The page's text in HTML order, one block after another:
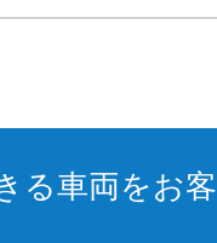
る車両をお